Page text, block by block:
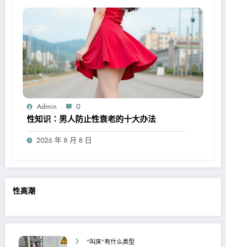
性高潮
“叫床”有什么类型
Admin 0
性知识：男人防止性衰老的十大办法
2026 年 8 月 8 日